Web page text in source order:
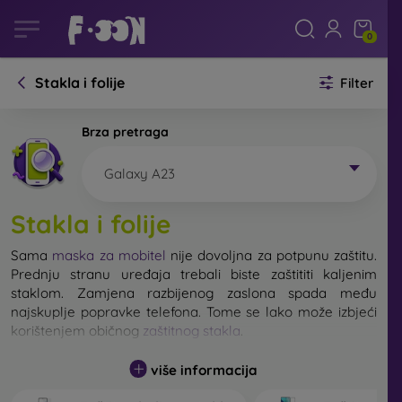
0
Stakla i folije Filter
Brza pretraga
Galaxy A23
Stakla i folije
Sama maska za mobitel nije dovoljna za potpunu zaštitu.
Prednju stranu uređaja trebali biste zaštititi kaljenim
staklom. Zamjena razbijenog zaslona spada među
najskuplje popravke telefona. Tome se lako može izbjeći
korištenjem običnog zaštitnog stakla
Nerazbijivo staklo za mobitel ne postoji, ali u većini
više informacija